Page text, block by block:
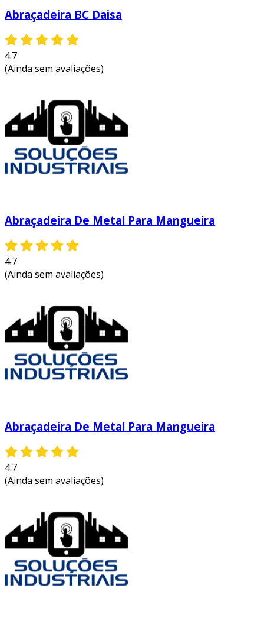
Abraçadeira BC Daisa
4.7
(Ainda sem avaliações)
Abraçadeira De Metal Para Mangueira
4.7
(Ainda sem avaliações)
Abraçadeira De Metal Para Mangueira
4.7
(Ainda sem avaliações)